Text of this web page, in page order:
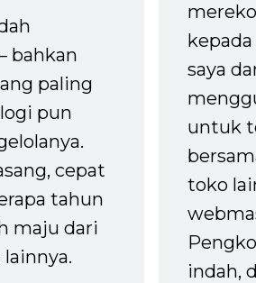
bahkan
paling
pun
cepat
tahun
maju dari
saya
untuk
toko
indah,